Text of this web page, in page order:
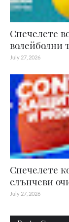
Спечелете
волейболни
July 27, 2026
Спечелете
слънчеви
July 27, 2026